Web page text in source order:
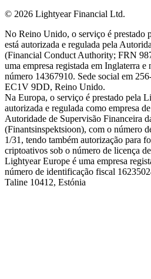
© 2026 Lightyear Financial Ltd.
No Reino Unido, o serviço é
está autorizada e regulada pela
(Financial Conduct Authority; FRN
uma empresa registada em Inglaterra e
número 14367910. Sede social em
EC1V 9DD, Reino Unido.
Na Europa, o serviço é prestado pela
autorizada e regulada como empresa
Autoridade de Supervisão Financeira
(Finantsinspektsioon), com o número
1/31, tendo também autorização para
criptoativos sob o número de licença
Lightyear Europe é uma empresa
número de identificação fiscal
Taline 10412, Estónia